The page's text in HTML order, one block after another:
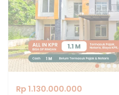
Rp 1.130.000.000